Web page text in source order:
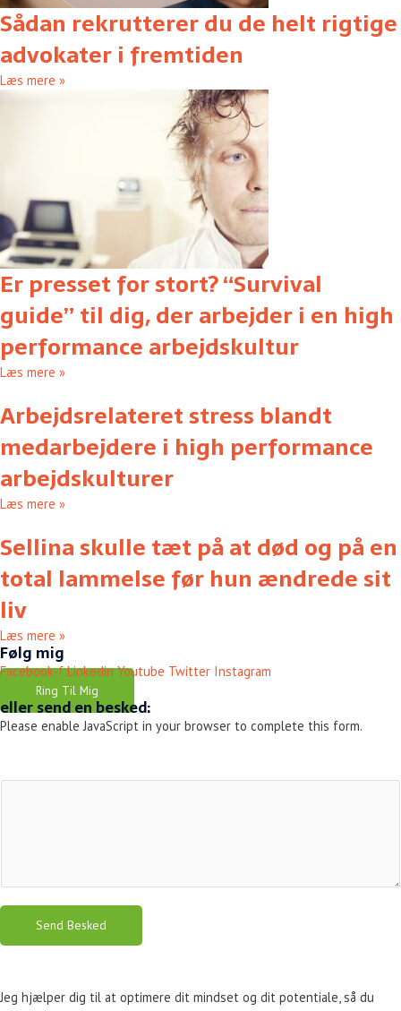
Sådan rekrutterer du de helt rigtige
advokater i fremtiden
Læs mere »
Er presset for stort? “Survival
guide” til dig, der arbejder i en high
performance arbejdskultur
Læs mere »
Arbejdsrelateret stress blandt
medarbejdere i high performance
arbejdskulturer
Læs mere »
Sellina skulle tæt på at død og på en
total lammelse før hun ændrede sit
liv
Læs mere »
Følg mig
Facebook-f Linkedin Youtube Twitter Instagram
Ring Til Mig
eller send en besked:
Please enable JavaScript in your browser to complete this form.
Send Besked
Jeg hjælper dig til at optimere dit mindset og dit potentiale, så du